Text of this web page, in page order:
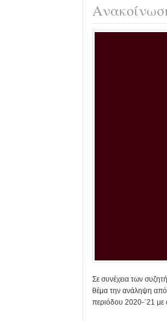
Σε συνέχεια των
θέμα την ανάληψη από
περιόδου 2020-΄21 με